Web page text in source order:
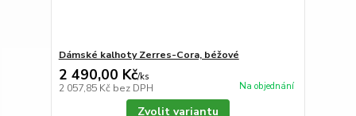
Dámské kalhoty Zerres-Cora, béžové
2 490,00 Kč/ks
2 057,85 Kč bez DPH Na objednání
Zvolit variantu